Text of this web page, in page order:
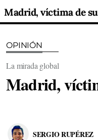
Madrid, víctima de
OPINIÓN
La mirada global
Madrid,
SERGIO RUPÉREZ